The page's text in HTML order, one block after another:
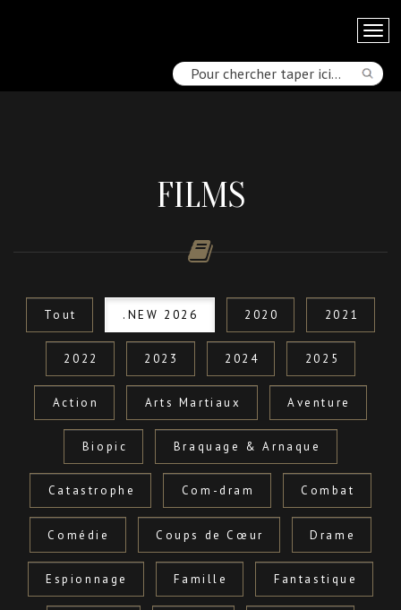
FILMS
Tout .NEW 2026 2020 2021
2022 2023 2024 2025
Action Arts Martiaux Aventure
Biopic Braquage & Arnaque
Catastrophe Com-dram Combat
Comédie Coups de Cœur Drame
Espionnage Famille Fantastique